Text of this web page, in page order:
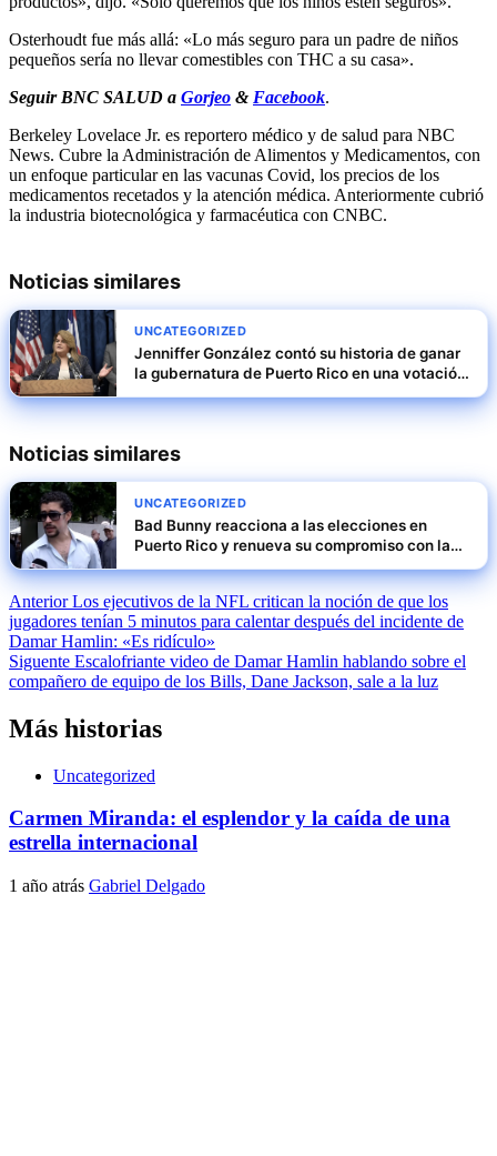
Osterhoudt fue más allá: «Lo más seguro para un padre de niños
pequeños sería no llevar comestibles con THC a su casa».
Seguir BNC SALUD a Gorjeo & Facebook.
Berkeley Lovelace Jr. es reportero médico y de salud para NBC
News. Cubre la Administración de Alimentos y Medicamentos, con
un enfoque particular en las vacunas Covid, los precios de los
medicamentos recetados y la atención médica. Anteriormente cubrió
la industria biotecnológica y farmacéutica con CNBC.
Noticias similares
UNCATEGORIZED
Jenniffer González contó su historia de ganar
la gubernatura de Puerto Rico en una votación
marcada por resultados sin precedentes
Noticias similares
UNCATEGORIZED
Bad Bunny reacciona a las elecciones en
Puerto Rico y renueva su compromiso con la
isla
Navegación
de
entradas
AnteriorLos ejecutivos de la NFL critican la noción de que los
jugadores tenían 5 minutos para calentar después del incidente de
Damar Hamlin: «Es ridículo»
Siguente Escalofriante video de Damar Hamlin hablando sobre el
compañero de equipo de los Bills, Dane Jackson, sale a la luz
Más historias
Uncategorized
Carmen Miranda: el esplendor y la caída de una
estrella internacional
1 año atrás Gabriel Delgado